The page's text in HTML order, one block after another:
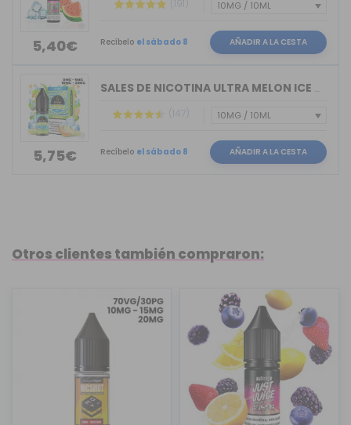
5,40€
(191)
Recíbelo el sábado 8 AÑADIR A LA CESTA
5,75€
SALES DE NICOTINA ULTRA MELON ICE BAR...
(147)
Recíbelo el sábado 8 AÑADIR A LA CESTA
Otros clientes también compraron: